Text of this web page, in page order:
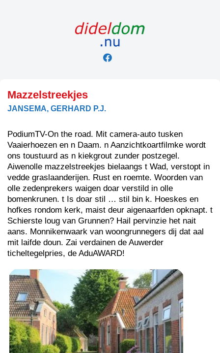
Mazzelstreekjes
JANSEMA, GERHARD P.J.
PodiumTV-On the road. Mit camera-auto tusken
Vaaierhoezen en n Daam. n Aanzichtkoartfilmke wordt
ons toustuurd as n kiekgrout zunder postzegel.
Aiwenolle mazzelstreekjes bielaangs t Wad, verstopt in
vedde graslaanderijen. Rust en roemte. Woorden van
olle zedenprekers waigen doar verstild in olle
bomenkrunen. t Is doar stil … stil bin k. Hoeskes en
hofkes rondom kerk, maist deur aigenaarfden opknapt. t
Schierste loug van Grunnen? Hail pervinzie het nait
aans. Monnikenwaark van woongrunnegers dij dat aal
mit laifde doun. Zai verdainen de Auwerder
ticheltegelpries, de AduAWARD!